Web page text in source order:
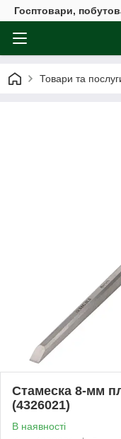
Госптовари,
Товари та
Стамеска 8-мм
(4326021)
В наявності